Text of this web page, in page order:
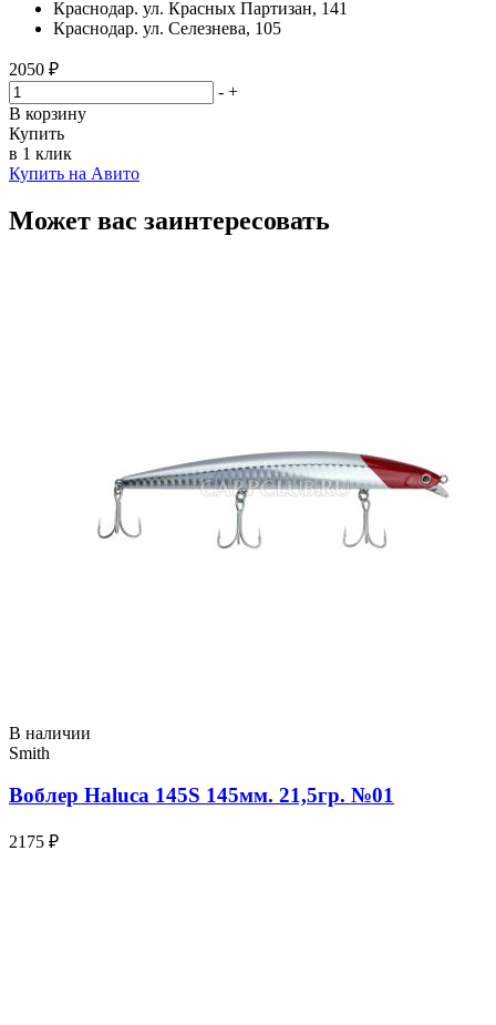
Краснодар. ул. Красных Партизан, 141
Краснодар. ул. Селезнева, 105
2050 ₽
- +
В корзину
Купить
в 1 клик
Купить на Авито
Может вас заинтересовать
В наличии
Smith
Воблер Haluca 145S 145мм. 21,5гр. №01
2175 ₽